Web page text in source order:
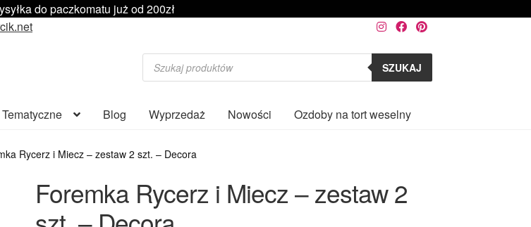
do paczkomatu już od 200zł
Wyszukiwarka
produktów SZUKAJ
Tematyczne Blog Wyprzedaż Nowości Ozdoby na tort weselny
Rycerz i Miecz – zestaw 2 szt. – Decora
Foremka Rycerz i Miecz – zestaw 2